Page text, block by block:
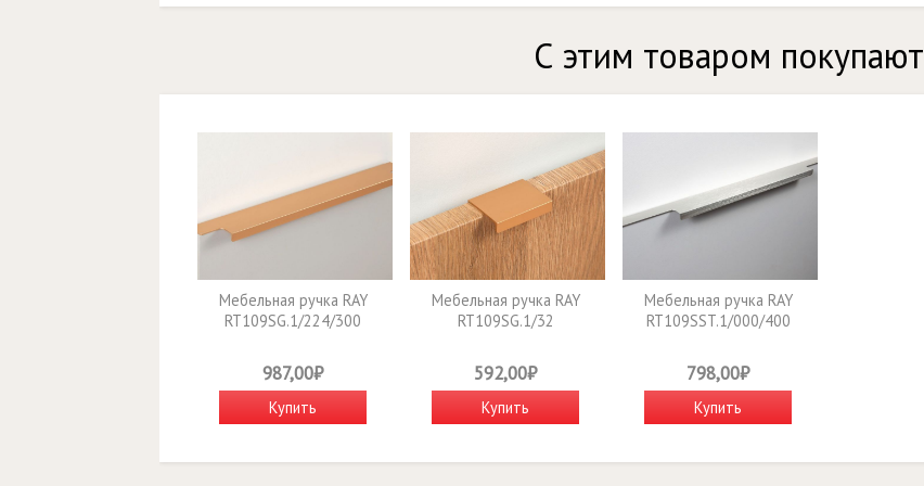
С этим товаром покупают
Мебельная ручка RAY
RT109SG.1/224/300
987,00₽
Купить
Мебельная ручка RAY
RT109SG.1/32
592,00₽
Купить
Мебельная ручка RAY
RT109SST.1/000/400
798,00₽
Купить